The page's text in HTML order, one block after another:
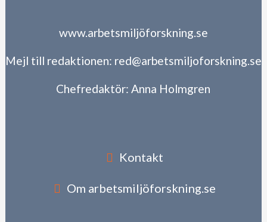
www.arbetsmiljöforskning.se
Mejl till redaktionen: red@arbetsmiljoforskning.se
Chefredaktör:Anna Holmgren
Kontakt
Om arbetsmiljöforskning.se